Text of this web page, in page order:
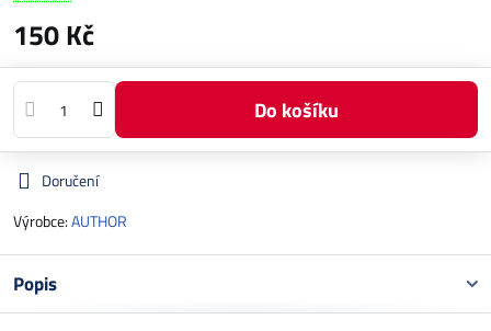
150 Kč
Do košíku
Doručení
Výrobce:AUTHOR
Popis